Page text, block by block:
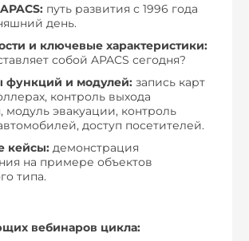
путь развития с 1996 года
день.
и ключевые характеристики:
собой APACS сегодня?
функций и модулей: запись карт
контроль выхода
модуль эвакуации, контроль
доступ посетителей.
кейсы: демонстрация
на примере объектов
типа.
вебинаров цикла: